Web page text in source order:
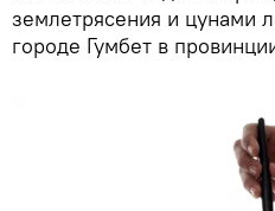
землетрясения и цунами
городе Гумбет в